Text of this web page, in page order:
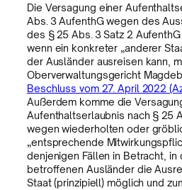
Die Versagung einer
Abs. 3 AufenthG wegen des
des § 25 Abs. 3 Satz 2
wenn ein konkreter „anderer
der Ausländer ausreisen kann,
Oberverwaltungsgericht
Beschluss vom 27. April 2022
Außerdem komme die
Aufenthaltserlaubnis nach § 25
wegen wiederholten oder
„entsprechende
denjenigen Fällen in Betracht, in
betroffenen Ausländer die
Staat (prinzipiell) möglich und